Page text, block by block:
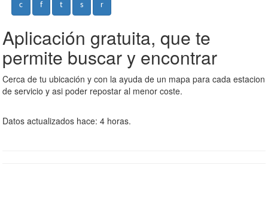
c
f t s r
Aplicación gratuita, que te
permite buscar y encontrar
Cerca de tu ubicación y con la ayuda de un mapa para cada estacion
de servicio y asi poder repostar al menor coste.
Datos actualizados hace: 4 horas.